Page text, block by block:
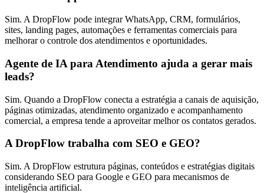
Sim. A DropFlow pode integrar WhatsApp, CRM, formulários,
sites, landing pages, automações e ferramentas comerciais para
melhorar o controle dos atendimentos e oportunidades.
Agente de IA para Atendimento ajuda a gerar mais
leads?
Sim. Quando a DropFlow conecta a estratégia a canais de aquisição,
páginas otimizadas, atendimento organizado e acompanhamento
comercial, a empresa tende a aproveitar melhor os contatos gerados.
A DropFlow trabalha com SEO e GEO?
Sim. A DropFlow estrutura páginas, conteúdos e estratégias digitais
considerando SEO para Google e GEO para mecanismos de
inteligência artificial.